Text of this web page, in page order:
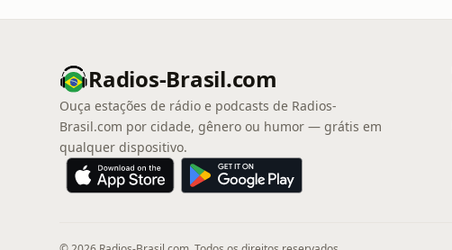
Radios-Brasil.com
Ouça estações de rádio e podcasts de Radios-
Brasil.com por cidade, gênero ou humor — grátis em
qualquer dispositivo.